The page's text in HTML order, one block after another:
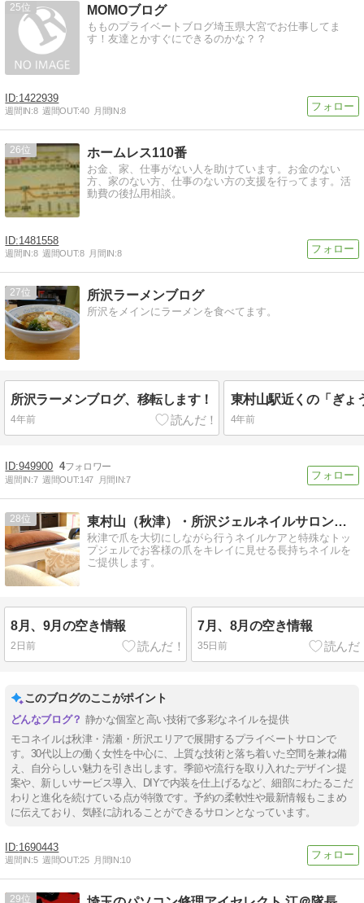
25 MOMOブログ
もものプライベートブログ埼玉県大宮でお仕事してま
す！友達とかすぐにできるのかな？？
1422939
週間IN:8 週間OUT:40 月間IN:8
26 ホームレス110番
お金、家、仕事がない人を助けています。お金のない
方、家のない方、仕事のない方の支援を行ってます。活
動費の後払用相談。
1481558
週間IN:8 週間OUT:8 月間IN:8
27 所沢ラーメンブログ
所沢をメインにラーメンを食べてます。
所沢ラーメンブログ、移転します！
4年前 4年前
949900 4
週間IN:7 週間OUT:147 月間IN:7
28 東村山（秋津）・所沢ジェルネイルサロンモコネイル
秋津で爪を大切にしながら行うネイルケアと特殊なトッ
プジェルでお客様の爪をキレイに見せる長持ちネイルを
ご提供します。
8月、9月の空き情報
2日前
7月、8月の空き情報
35日前
このブログのここがポイント
静かな個室と高い技術で多彩なネイルを提供
モコネイルは秋津・清瀬・所沢エリアで展開するプライベートサロンで
す。30代以上の働く女性を中心に、上質な技術と落ち着いた空間を兼ね備
え、自分らしい魅力を引き出します。季節や流行を取り入れたデザイン提
案や、新しいサービス導入、DIYで内装を仕上げるなど、細部にわたるこだ
わりと進化を続けている点が特徴です。予約の柔軟性や最新情報もこまめ
に伝えており、気軽に訪れることができるサロンとなっています。
1690443
週間IN:5 週間OUT:25 月間IN:10
29